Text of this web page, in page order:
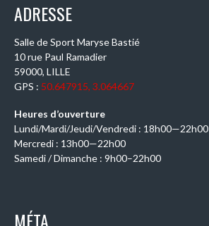
ADRESSE
Salle de Sport Maryse Bastié
10 rue Paul Ramadier
59000, LILLE
GPS : 50.647915, 3.064667
Heures d’ouverture
Lundi/Mardi/Jeudi/Vendredi : 18h00—22h00
Mercredi : 13h00—22h00
Samedi / Dimanche : 9h00–22h00
MÉTA